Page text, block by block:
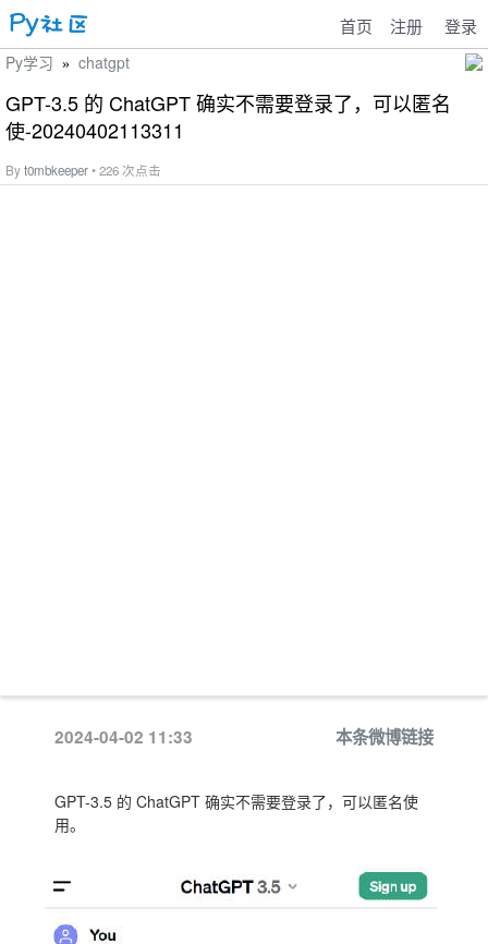
首页 注册 登录
Py学习 » chatgpt
GPT-3.5 的 ChatGPT 确实不需要登录了，可以匿名
使-20240402113311
Byt0mbkeeper• 226 次点击
2024-04-02 11:33 本条微博链接
GPT-3.5 的 ChatGPT 确实不需要登录了，可以匿名使
用。